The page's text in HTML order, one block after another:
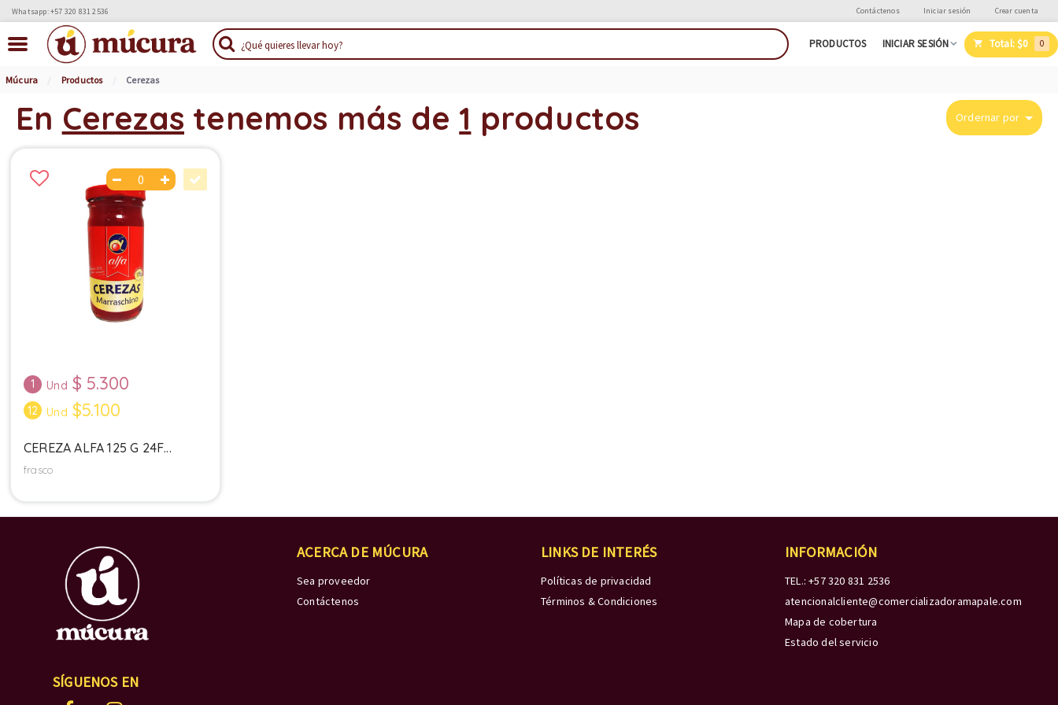
Whatsapp: +57 320 831 2536 Contáctenos Iniciar sesión Crear cuenta
PRODUCTOS INICIAR SESIÓN Total:$0 0
Múcura Productos Cerezas
En Cerezas tenemos más de 1 productos Ordernar por
1 Und $ 5.300
12 Und $5.100
CEREZA ALFA 125 G 24F...
frasco
SÍGUENOS EN
ACERCA DE MÚCURA
Sea proveedor
Contáctenos
LINKS DE INTERÉS
Políticas de privacidad
Términos & Condiciones
INFORMACIÓN
TEL.: +57 320 831 2536
atencionalcliente@comercializadoramapale.com
Mapa de cobertura
Estado del servicio